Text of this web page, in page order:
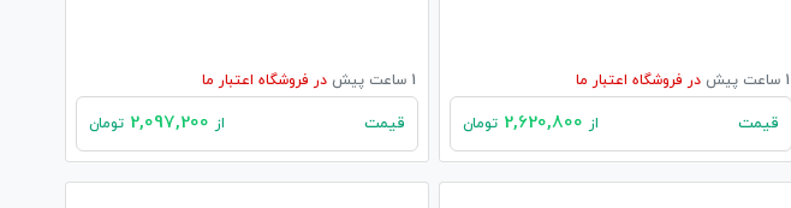
1 ساعت پیش در فروشگاه اعتبار ما
قیمت از تومان
1 ساعت پیش در فروشگاه اعتبار ما
قیمت از تومان